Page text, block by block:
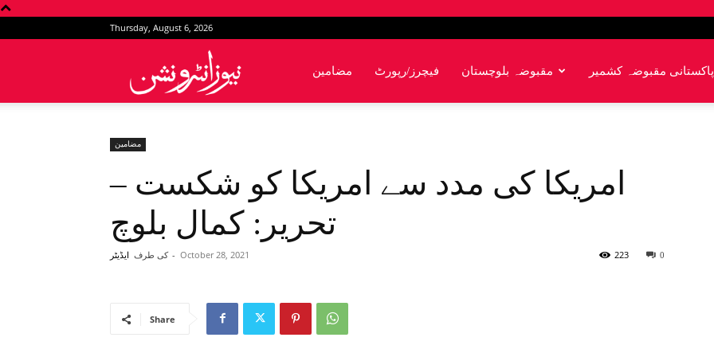
Thursday, August 6, 2026
مضامین فیچرز/رپورٹ مقبوضہ بلوچستان پاکستانی مقبوضہ کشمیر
مضامین
امریکا کی مدد سے امریکا کو شکست –
تحریر: کمال بلوچ
کی طرف ایڈیٹر - October 28, 2021 0
223
Share